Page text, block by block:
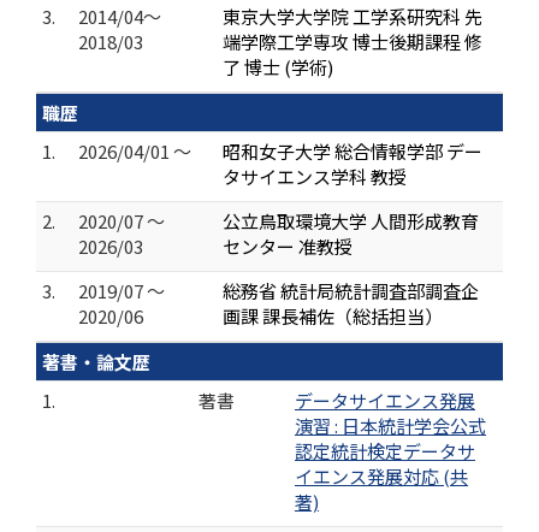
3.
2014/04～
2018/03
東京大学大学院 工学系研究科 先
端学際工学専攻 博士後期課程 修
了 博士 (学術)
職歴
1.
2026/04/01 ～
昭和女子大学 総合情報学部 デー
タサイエンス学科 教授
2.
2020/07 ～
2026/03
公立鳥取環境大学 人間形成教育
センター 准教授
3.
2019/07 ～
2020/06
総務省 統計局統計調査部調査企
画課 課長補佐（総括担当）
著書・論文歴
1.
著書
データサイエンス発展
演習 : 日本統計学会公式
認定統計検定データサ
イエンス発展対応 (共
著)